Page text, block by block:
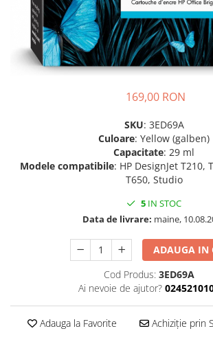
Consumabile imprimanta
compatibile
Tonere compatibile
Cartuse compatibile
Accesorii imprimante 3D
Filament imprimanta 3D
Laptopuri gaming
Accesorii laptop
Mini PC AI
Piese si accesorii
169,00 RON
SKU: 3ED69A
Culoare: Yellow (galben)
Capacitate: 29 ml
Modele compatibile: HP DesignJet T210,
T650, Studio
5 IN STOC
Data de livrare: maine,
ADAUGA IN
Cod Produs: 3ED69A
Ai nevoie de ajutor?
Adauga la Favorite Achiziție prin